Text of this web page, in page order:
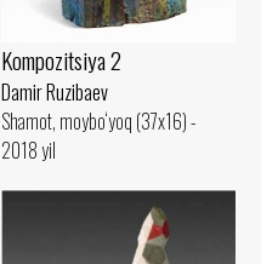
Kompozitsiya 2
Damir Ruzibaev
Shamot, moybo‘yoq (37x16) -
2018 yil